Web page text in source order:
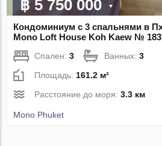
฿ 5 750 000
Кондоминиум с 3 спальнями в
Mono Loft House Koh Kaew №
Спален:3 Ванных:3
Площадь:161.2 м²
Расстояние до моря:3.3 км
Mono Phuket